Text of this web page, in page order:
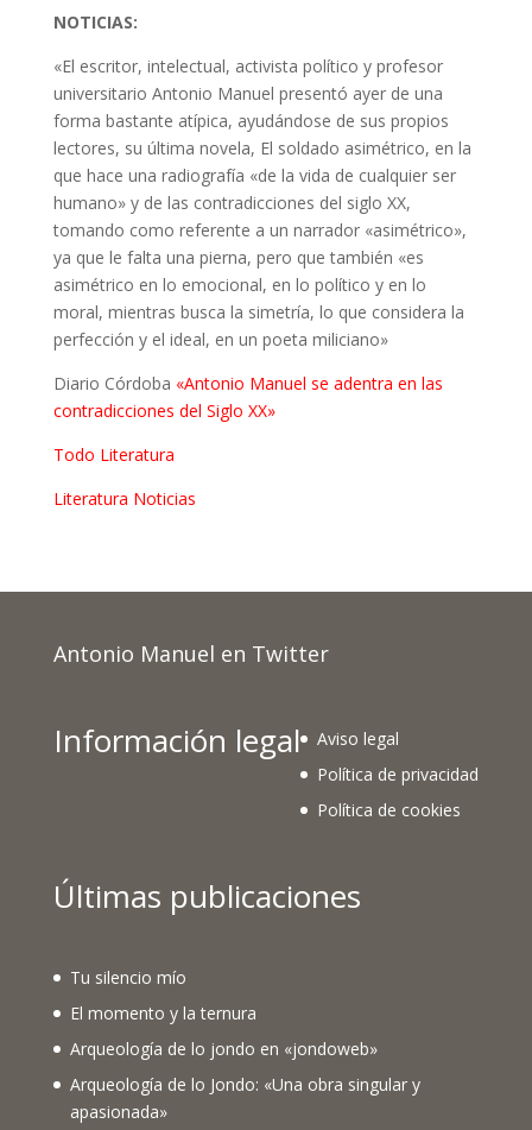
NOTICIAS:
«El escritor, intelectual, activista político y profesor
universitario Antonio Manuel presentó ayer de una
forma bastante atípica, ayudándose de sus propios
lectores, su última novela, El soldado asimétrico, en la
que hace una radiografía «de la vida de cualquier ser
humano» y de las contradicciones del siglo XX,
tomando como referente a un narrador «asimétrico»,
ya que le falta una pierna, pero que también «es
asimétrico en lo emocional, en lo político y en lo
moral, mientras busca la simetría, lo que considera la
perfección y el ideal, en un poeta miliciano»
Diario Córdoba «Antonio Manuel se adentra en las
contradicciones del Siglo XX»
Todo Literatura
Literatura Noticias
Antonio Manuel en Twitter
Información legal
Aviso legal
Política de privacidad
Política de cookies
Últimas publicaciones
Tu silencio mío
El momento y la ternura
Arqueología de lo jondo en «jondoweb»
Arqueología de lo Jondo: «Una obra singular y
apasionada»